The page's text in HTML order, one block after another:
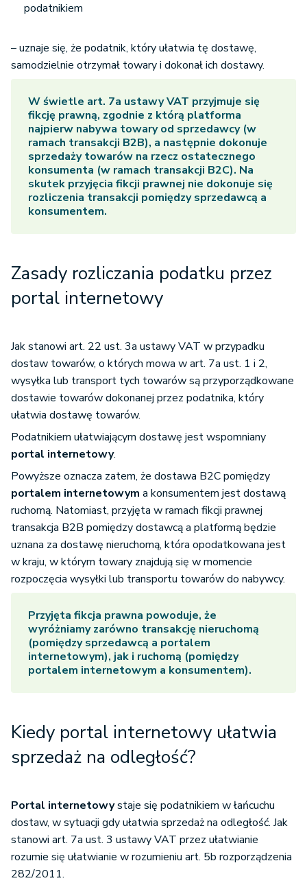
podatnikiem
– uznaje się, że podatnik, który ułatwia tę dostawę,
samodzielnie otrzymał towary i dokonał ich dostawy.
W świetle art. 7a ustawy VAT przyjmuje się
fikcję prawną, zgodnie z którą platforma
najpierw nabywa towary od sprzedawcy (w
ramach transakcji B2B), a następnie dokonuje
sprzedaży towarów na rzecz ostatecznego
konsumenta (w ramach transakcji B2C). Na
skutek przyjęcia fikcji prawnej nie dokonuje się
rozliczenia transakcji pomiędzy sprzedawcą a
konsumentem.
Zasady rozliczania podatku przez
portal internetowy
Jak stanowi art. 22 ust. 3a ustawy VAT w przypadku
dostaw towarów, o których mowa w art. 7a ust. 1 i 2,
wysyłka lub transport tych towarów są przyporządkowane
dostawie towarów dokonanej przez podatnika, który
ułatwia dostawę towarów.
Podatnikiem ułatwiającym dostawę jest wspomniany
portal internetowy.
Powyższe oznacza zatem, że dostawa B2C pomiędzy
portalem internetowym a konsumentem jest dostawą
ruchomą. Natomiast, przyjęta w ramach fikcji prawnej
transakcja B2B pomiędzy dostawcą a platformą będzie
uznana za dostawę nieruchomą, która opodatkowana jest
w kraju, w którym towary znajdują się w momencie
rozpoczęcia wysyłki lub transportu towarów do nabywcy.
Przyjęta fikcja prawna powoduje, że
wyróżniamy zarówno transakcję nieruchomą
(pomiędzy sprzedawcą a portalem
internetowym), jak i ruchomą (pomiędzy
portalem internetowym a konsumentem).
Kiedy portal internetowy ułatwia
sprzedaż na odległość?
Portal internetowystaje się podatnikiem w łańcuchu
dostaw, w sytuacji gdy ułatwia sprzedaż na odległość. Jak
stanowi art. 7a ust. 3 ustawy VAT przez ułatwianie
rozumie się ułatwianie w rozumieniu art. 5b rozporządzenia
282/2011.